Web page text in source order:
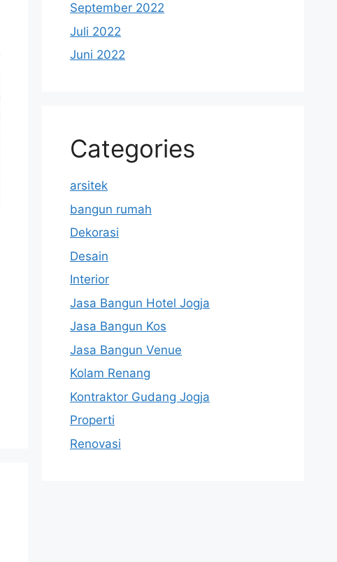
September 2022
Juli 2022
Juni 2022
Categories
arsitek
bangun rumah
Dekorasi
Desain
Interior
Jasa Bangun Hotel Jogja
Jasa Bangun Kos
Jasa Bangun Venue
Kolam Renang
Kontraktor Gudang Jogja
Properti
Renovasi